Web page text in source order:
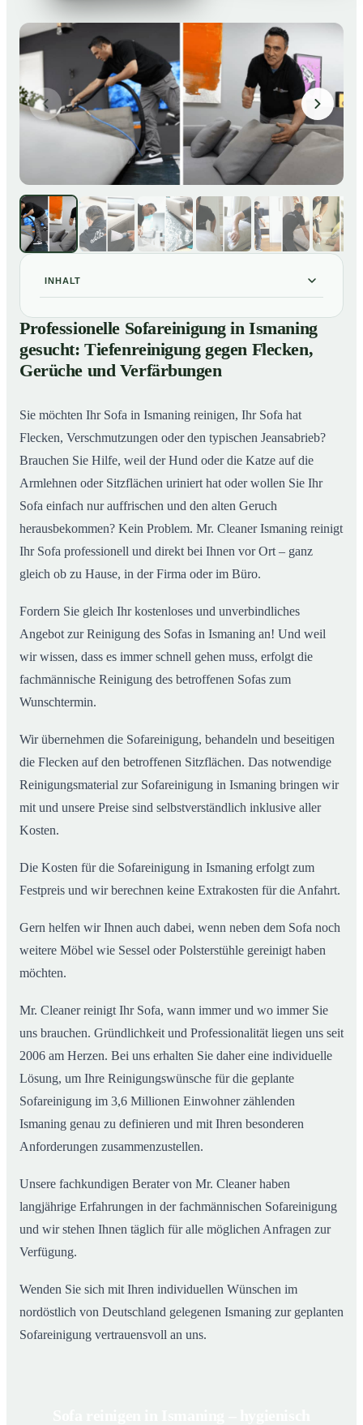
INHALT
01 Professionelle Sofareinigung in Ismaning gesucht:
Tiefenreinigung gegen Flecken, Gerüche und
Verfärbungen
02So wird Ihr Sofa in Ismaning wieder wie neu
Professionelle Sofareinigung in Ismaning
gesucht: Tiefenreinigung gegen Flecken,
Gerüche und Verfärbungen
Sie möchten Ihr Sofa in Ismaning reinigen, Ihr Sofa hat
Flecken, Verschmutzungen oder den typischen Jeansabrieb?
Brauchen Sie Hilfe, weil der Hund oder die Katze auf die
Armlehnen oder Sitzflächen uriniert hat oder wollen Sie Ihr
Sofa einfach nur auffrischen und den alten Geruch
herausbekommen? Kein Problem. Mr. Cleaner Ismaning reinigt
Ihr Sofa professionell und direkt bei Ihnen vor Ort – ganz
gleich ob zu Hause, in der Firma oder im Büro.
Fordern Sie gleich Ihr kostenloses und unverbindliches
Angebot zur Reinigung des Sofas in Ismaning an! Und weil
wir wissen, dass es immer schnell gehen muss, erfolgt die
fachmännische Reinigung des betroffenen Sofas zum
Wunschtermin.
Wir übernehmen die Sofareinigung, behandeln und beseitigen
die Flecken auf den betroffenen Sitzflächen. Das notwendige
Reinigungsmaterial zur Sofareinigung in Ismaning bringen wir
mit und unsere Preise sind selbstverständlich inklusive aller
Kosten.
Die Kosten für die Sofareinigung in Ismaning erfolgt zum
Festpreis und wir berechnen keine Extrakosten für die Anfahrt.
Gern helfen wir Ihnen auch dabei, wenn neben dem Sofa noch
weitere Möbel wie Sessel oder Polsterstühle gereinigt haben
möchten.
Mr. Cleaner reinigt Ihr Sofa, wann immer und wo immer Sie
uns brauchen. Gründlichkeit und Professionalität liegen uns seit
2006 am Herzen. Bei uns erhalten Sie daher eine individuelle
Lösung, um Ihre Reinigungswünsche für die geplante
Sofareinigung im 3,6 Millionen Einwohner zählenden
Ismaning genau zu definieren und mit Ihren besonderen
Anforderungen zusammenzustellen.
Unsere fachkundigen Berater von Mr. Cleaner haben
langjährige Erfahrungen in der fachmännischen Sofareinigung
und wir stehen Ihnen täglich für alle möglichen Anfragen zur
Verfügung.
Wenden Sie sich mit Ihren individuellen Wünschen im
nordöstlich von Deutschland gelegenen Ismaning zur geplanten
Sofareinigung vertrauensvoll an uns.